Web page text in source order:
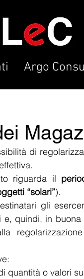
Argo
di
riguarda il
“solari”).
gli
quindi, in buona
quantità o valori